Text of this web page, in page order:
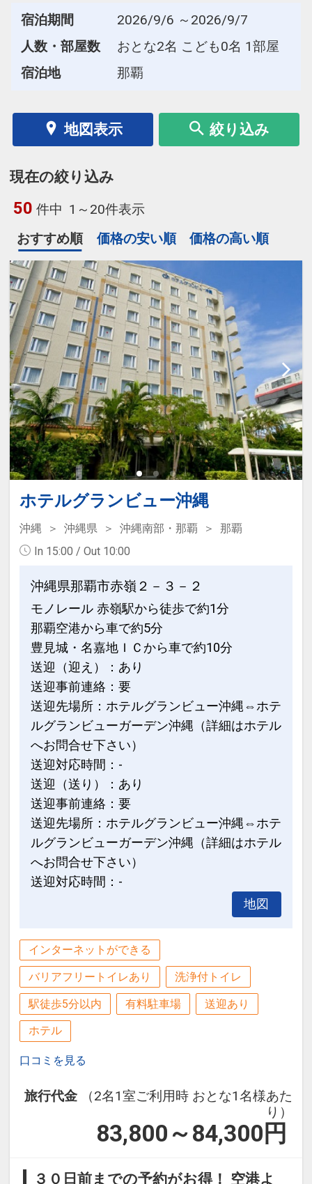
宿泊期間
2026/9/6 ～2026/9/7
人数・部屋数
おとな2名 こども0名 1部屋
宿泊地
那覇
地図表示 絞り込み
現在の絞り込み
50 件中 1～20件表示
おすすめ順
価格の安い順 価格の高い順
ホテルグランビュー沖縄
沖縄 沖縄県 沖縄南部・那覇
那覇
In 15:00 / Out 10:00
沖縄県那覇市赤嶺２－３－２
モノレール 赤嶺駅から徒歩で約1分
那覇空港から車で約5分
豊見城・名嘉地ＩＣから車で約10分
送迎（迎え）：あり
送迎事前連絡：要
送迎先場所：ホテルグランビュー沖縄⇔ホテ
ルグランビューガーデン沖縄（詳細はホテル
へお問合せ下さい）
送迎対応時間：-
送迎（送り）：あり
送迎事前連絡：要
送迎先場所：ホテルグランビュー沖縄⇔ホテ
ルグランビューガーデン沖縄（詳細はホテル
へお問合せ下さい）
送迎対応時間：-
地図
インターネットができる
バリアフリートイレあり 洗浄付トイレ
駅徒歩5分以内 有料駐車場 送迎あり
ホテル
口コミを見る
旅行代金
（2名1室ご利用時 おとな1名様あた
り）
83,800～84,300 円
３０日前までの予約がお得！ 空港よ